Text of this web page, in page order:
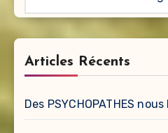
Articles Récents
Des PSYCHOPATHES nous